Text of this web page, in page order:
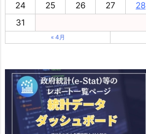
24
25 26 27 28
31
« 4月